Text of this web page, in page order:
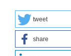
tweet
share